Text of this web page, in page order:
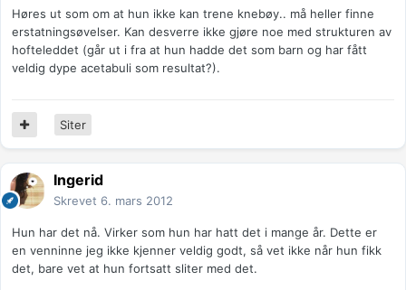
Høres ut som om at hun ikke kan trene knebøy.. må heller finne
erstatningsøvelser. Kan desverre ikke gjøre noe med strukturen av
hofteleddet (går ut i fra at hun hadde det som barn og har fått
veldig dype acetabuli som resultat?).
Siter
Ingerid
Skrevet 6. mars 2012
Hun har det nå. Virker som hun har hatt det i mange år. Dette er
en venninne jeg ikke kjenner veldig godt, så vet ikke når hun fikk
det, bare vet at hun fortsatt sliter med det.